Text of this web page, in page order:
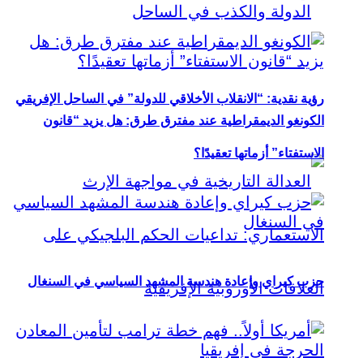
رؤية نقدية: “الانقلاب الأخلاقي للدولة” في الساحل الإفريقي
الكونغو الديمقراطية عند مفترق طرق: هل يزيد “قانون
الاستفتاء” أزماتها تعقيدًا؟
حزب كيراي وإعادة هندسة المشهد السياسي في السنغال